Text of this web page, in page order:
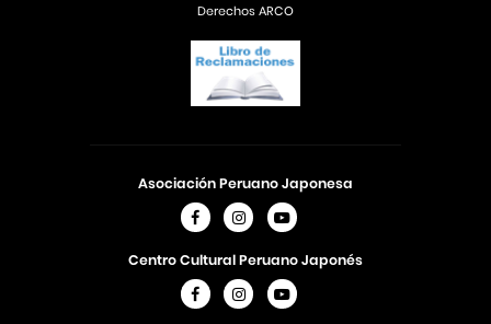
Asociación Peruano Japonesa
Centro Cultural Peruano Japonés
Derechos ARCO